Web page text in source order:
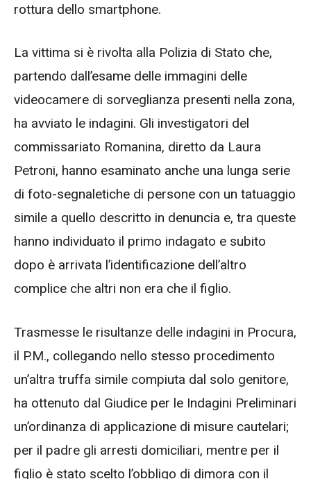
rottura dello smartphone.
La vittima si è rivolta alla Polizia di Stato che,
partendo dall’esame delle immagini delle
videocamere di sorveglianza presenti nella zona,
ha avviato le indagini. Gli investigatori del
commissariato Romanina, diretto da Laura
Petroni, hanno esaminato anche una lunga serie
di foto-segnaletiche di persone con un tatuaggio
simile a quello descritto in denuncia e, tra queste
hanno individuato il primo indagato e subito
dopo è arrivata l’identificazione dell’altro
complice che altri non era che il figlio.
Trasmesse le risultanze delle indagini in Procura,
il P.M., collegando nello stesso procedimento
un’altra truffa simile compiuta dal solo genitore,
ha ottenuto dal Giudice per le Indagini Preliminari
un’ordinanza di applicazione di misure cautelari;
per il padre gli arresti domiciliari, mentre per il
figlio è stato scelto l’obbligo di dimora con il